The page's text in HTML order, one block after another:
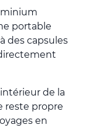
portable
des capsules
de la
reste propre
en